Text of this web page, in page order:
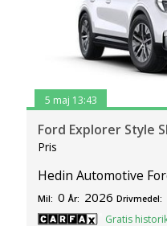
5 maj 13:43
Ford Explorer Style
Pris
Hedin Automotive
Mil: 0 År: 2026 Drivmedel:
Gratis